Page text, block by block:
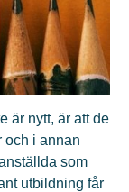
är nytt, är att de
och i annan
som
utbildning får